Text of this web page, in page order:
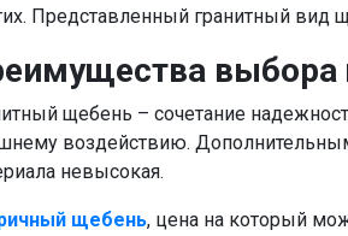
Представленный гранитный вид
выбора
щебень – сочетание
воздействию. Дополнительным
невысокая.
щебень, цена на который